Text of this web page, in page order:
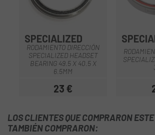
SPECIALIZED
RODAMIENTO DIRECCIÓN
SPECIALIZED HEADSET
BEARING 49.5 X 40.5 X
6.5MM
Precio
23 €
LOS CLIENTES QUE COMPRARON
TAMBIÉN COMPRARON: